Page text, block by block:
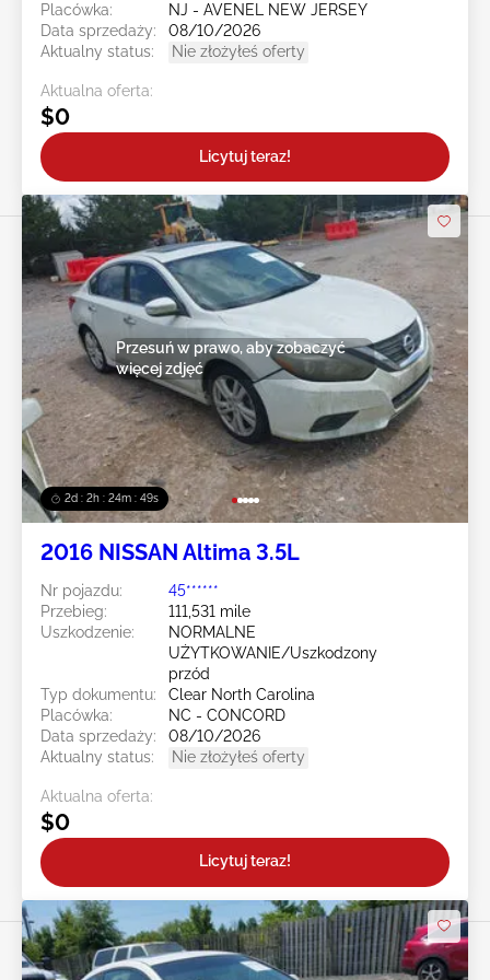
Placówka:
NJ - AVENEL NEW JERSEY
Data sprzedaży:
08/10/2026
Aktualny status:
Nie złożyłeś oferty
Aktualna oferta:
$0
Licytuj teraz!
2d : 2h : 24m : 47s
Przesuń w prawo, aby zobaczyć
więcej zdjęć
2016 NISSAN Altima 3.5L
Nr pojazdu:
45******
Przebieg:
111,531 mile
Uszkodzenie:
NORMALNE
UŻYTKOWANIE/Uszkodzony
przód
Typ dokumentu:
Clear North Carolina
Placówka:
NC - CONCORD
Data sprzedaży:
08/10/2026
Aktualny status:
Nie złożyłeś oferty
Aktualna oferta:
$0
Licytuj teraz!